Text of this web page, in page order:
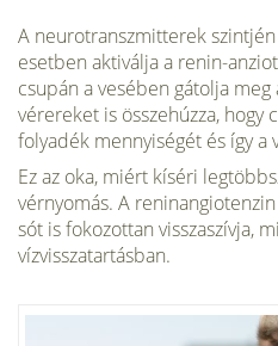
A neurotranszmitterek
esetben aktiválja a renin-
csupán a vesében gátolja
vérereket is összehúzza, hogy
folyadék mennyiségét és így a
Ez az oka, miért kíséri
vérnyomás. A
sót is fokozottan visszaszívja,
vízvisszatartásban.